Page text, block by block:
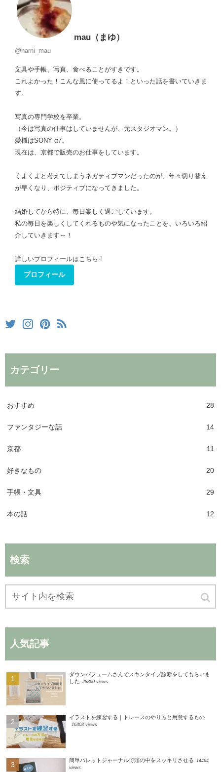
mau（まゆ）
@harni_mau
文具や手帳、写真、食べることがすきです。
これよかった！こんな風に使ってるよ！といった話を書いていきま
す。
写真の専門学校を卒業。
（今は写真の仕事はしていませんが、元スタジオマン。）
愛機はSONY α7。
現在は、京都で販売のお仕事をしています。
くよくよと考えてしまうネガティブマンだったのが、年々切り替え
が早くなり、ポジティブになってきました。
結婚してから特に、毎日楽しく過ごしています。
私の毎日を楽しくしてくれるものや気になったことを、いろいろ紹
介していきます～！
詳しいプロフィールはこちら☟
プロフィール
カテゴリー
おすすめ 28
ファンタジーな話 14
京都 11
好きなもの 20
手帳・文具 29
本の話 12
検索
人気記事
ダウンパフュームさんでスキンタイプ診断をしてもらいま
した 28860 views
イラストを練習する｜トレースのやり方と用意するもの
16303 views
簡単バレットジャーナルで頭の中をスッキリさせる
14464
views